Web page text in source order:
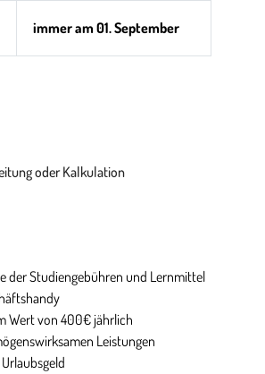
immer am 01. September
oder Kalkulation
der Studiengebühren und Lernmittel
Wert von 400€ jährlich
Leistungen